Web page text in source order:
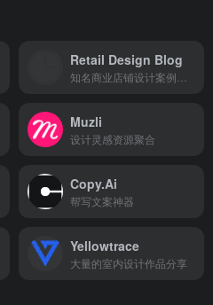
Retail Design Blog
Muzli
设计灵感资源聚合
Copy.Ai
帮写文案神器
Yellowtrace
大量的室内设计作品分享